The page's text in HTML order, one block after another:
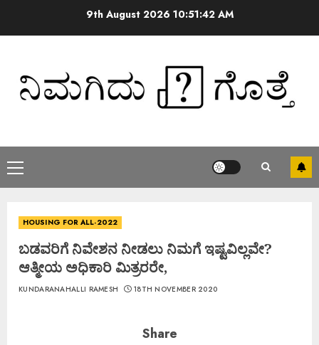
9th August 2026 10:51:42 AM
HOUSING FOR ALL-2022
ಬಡವರಿಗೆ ನಿವೇಶನ ನೀಡಲು ನಿಮಗೆ ಇಷ್ಟವಿಲ್ಲವೇ?
ಆತ್ಮೀಯ ಅಧಿಕಾರಿ ಮಿತ್ರರರೇ,
KUNDARANAHALLI RAMESH 18TH NOVEMBER 2020
Share